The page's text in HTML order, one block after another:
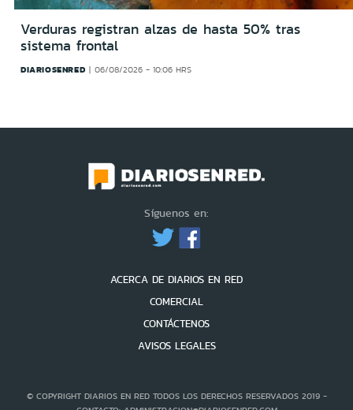
Verduras registran alzas de hasta 50% tras
sistema frontal
DIARIOSENRED 06/08/2026 - 10:06 HRS
Síguenos en:
ACERCA DE DIARIOS EN RED
COMERCIAL
CONTÁCTENOS
AVISOS LEGALES
© COPYRIGHT DIARIOS EN RED TODOS LOS DERECHOS RESERVADOS 2019 -